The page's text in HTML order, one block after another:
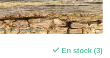
En stock (3)